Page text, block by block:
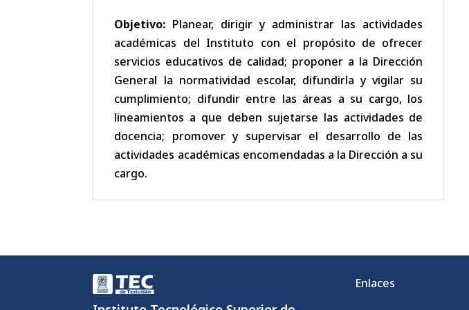
Objetivo: Planear, dirigir y administrar las actividades
académicas del Instituto con el propósito de ofrecer
servicios educativos de calidad; proponer a la Dirección
General la normatividad escolar, difundirla y vigilar su
cumplimiento; difundir entre las áreas a su cargo, los
lineamientos a que deben sujetarse las actividades de
docencia; promover y supervisar el desarrollo de las
actividades académicas encomendadas a la Dirección a su
cargo.
Enlaces